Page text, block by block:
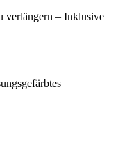
verlängern – Inklusive